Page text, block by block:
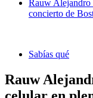
Rauw Alejandro
concierto de
Sabías qué
Rauw